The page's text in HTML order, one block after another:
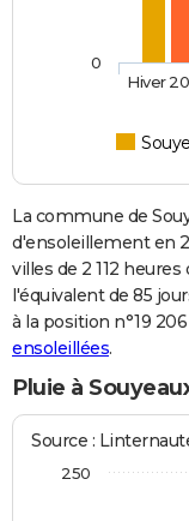
Hiver
0
La commune de
d'ensoleillement en
villes de 2 112 heures
l'équivalent de 85
à la position n°19
ensoleillées.
Pluie à
Source :
250